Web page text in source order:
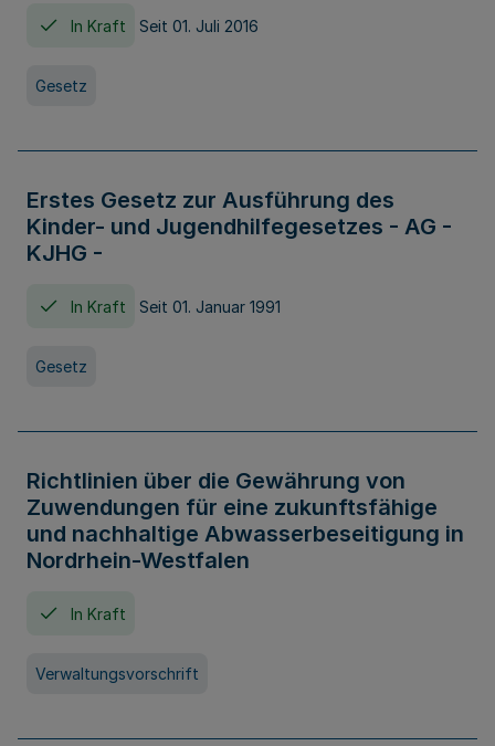
In Kraft Seit 01. Juli 2016
Gesetz
Erstes Gesetz zur Ausführung des
Kinder- und Jugendhilfegesetzes - AG -
KJHG -
In Kraft Seit 01. Januar 1991
Gesetz
Richtlinien über die Gewährung von
Zuwendungen für eine zukunftsfähige
und nachhaltige Abwasserbeseitigung in
Nordrhein-Westfalen
In Kraft
Verwaltungsvorschrift